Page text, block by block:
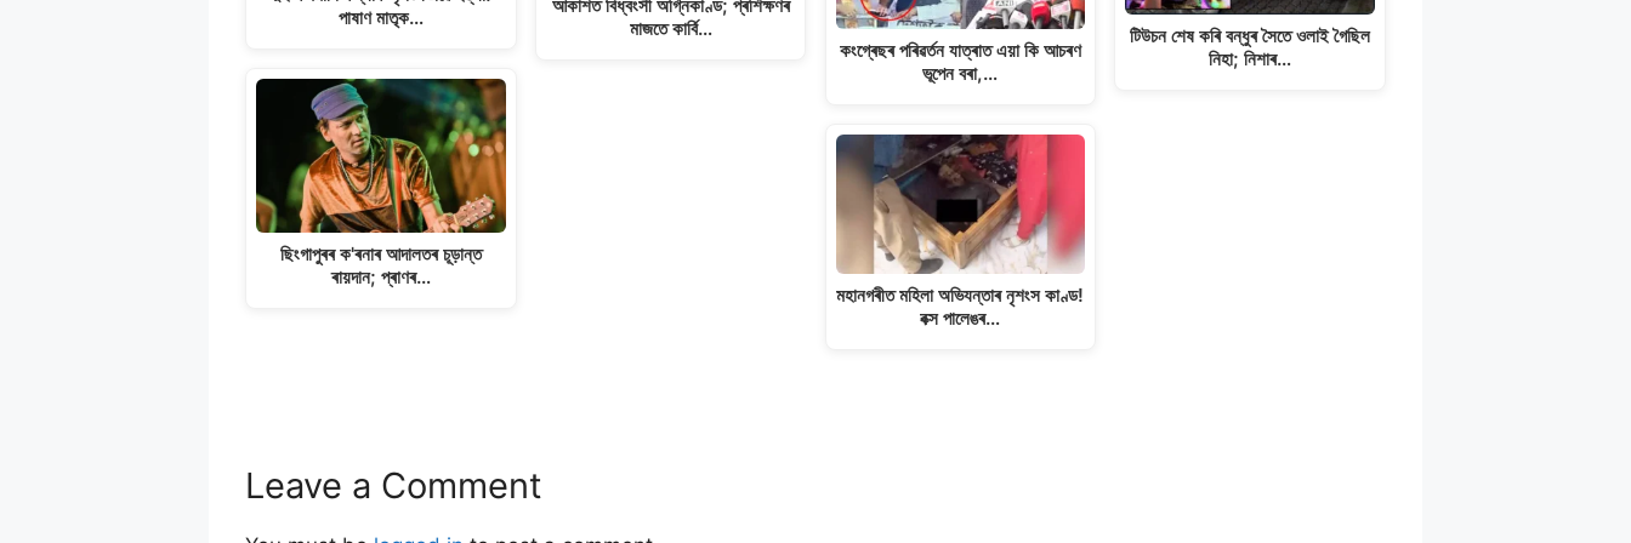
পাষাণ মাতৃক…
ছিংগাপুৰৰ ক'ৰনাৰ আদালতৰ চূড়ান্ত
ৰায়দান; প্ৰাণৰ…
আকাশত বিধ্বংসী অগ্নিকাণ্ড; প্ৰশিক্ষণৰ
মাজতে কাৰ্বি…
কংগ্ৰেছৰ পৰিৱৰ্তন যাত্ৰাত এয়া কি আচৰণ
ভূপেন বৰা,…
মহানগৰীত মহিলা অভিযন্তাৰ নৃশংস কাণ্ড!
বক্স পালেঙৰ…
টিউচন শেষ কৰি বন্ধুৰ সৈতে ওলাই গৈছিল
নিহা; নিশাৰ…
Leave a Comment